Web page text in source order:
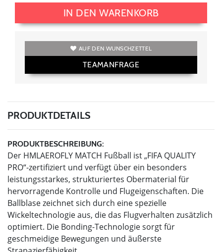
IN DEN WARENKORB
AUF DEN WUNSCHZETTEL
TEAMANFRAGE
PRODUKTDETAILS
PRODUKTBESCHREIBUNG:
Der HMLAEROFLY MATCH Fußball ist „FIFA QUALITY
PRO“-zertifiziert und verfügt über ein besonders
leistungsstarkes, strukturiertes Obermaterial für
hervorragende Kontrolle und Flugeigenschaften. Die
Ballblase zeichnet sich durch eine spezielle
Wickeltechnologie aus, die das Flugverhalten zusätzlich
optimiert. Die Bonding-Technologie sorgt für
geschmeidige Bewegungen und äußerste